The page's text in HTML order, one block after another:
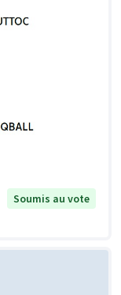
Soumis au vote